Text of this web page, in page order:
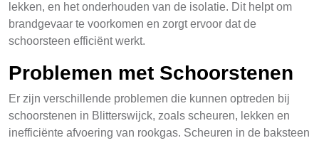
lekken, en het onderhouden van de isolatie. Dit helpt om
brandgevaar te voorkomen en zorgt ervoor dat de
schoorsteen efficiënt werkt.
Problemen met Schoorstenen
Er zijn verschillende problemen die kunnen optreden bij
schoorstenen in Blitterswijck, zoals scheuren, lekken en
inefficiënte afvoering van rookgas. Scheuren in de baksteen